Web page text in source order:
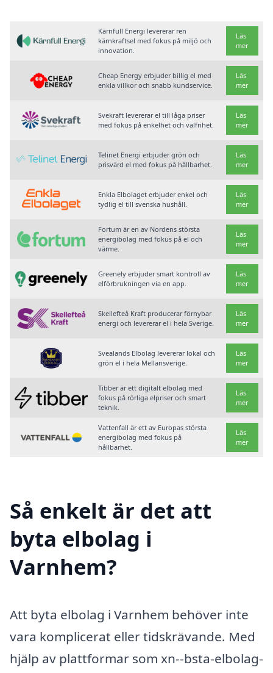
Kärnfull Energi levererar ren
kärnkraftsel med fokus på miljö och
innovation.
Läs
mer
Cheap Energy erbjuder billig el med
enkla villkor och snabb kundservice.
Läs
mer
Svekraft levererar el till låga priser
med fokus på enkelhet och valfrihet.
Läs
mer
Telinet Energi erbjuder grön och
prisvärd el med fokus på hållbarhet.
Läs
mer
Enkla Elbolaget erbjuder enkel och
tydlig el till svenska hushåll.
Läs
mer
Fortum är en av Nordens största
energibolag med fokus på el och
värme.
Läs
mer
Greenely erbjuder smart kontroll av
elförbrukningen via en app.
Läs
mer
Skellefteå Kraft producerar förnybar
energi och levererar el i hela Sverige.
Läs
mer
Svealands Elbolag levererar lokal och
grön el i hela Mellansverige.
Läs
mer
Tibber är ett digitalt elbolag med
fokus på rörliga elpriser och smart
teknik.
Läs
mer
Vattenfall är ett av Europas största
energibolag med fokus på
hållbarhet.
Läs
mer
Så enkelt är det att
byta elbolag i
Varnhem?
Att byta elbolag i Varnhem behöver inte
vara komplicerat eller tidskrävande. Med
hjälp av plattformar som xn--bsta-elbolag-